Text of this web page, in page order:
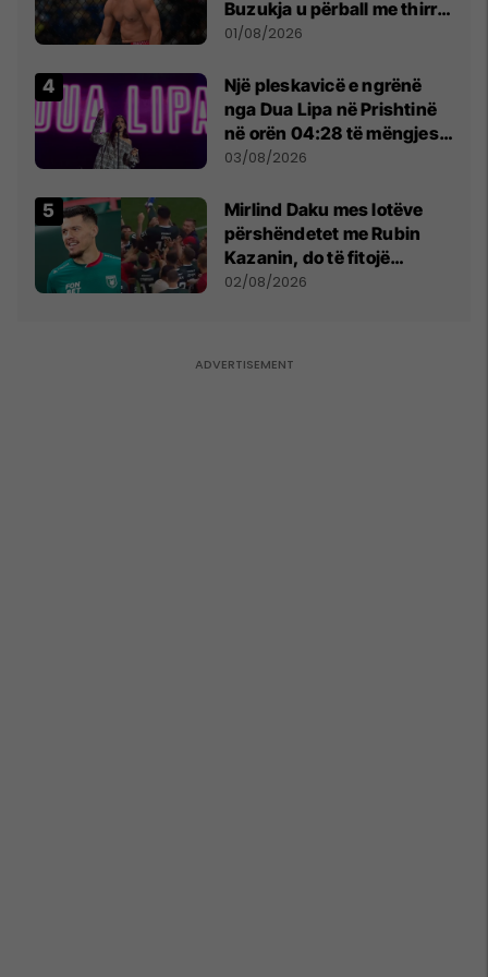
Buzukja u përball me thirrje
anti-shqiptare nga
01/08/2026
Një pleskavicë e ngrënë
nga Dua Lipa në Prishtinë
në orën 04:28 të mëngjesit
- dhe bota digjitale serbe
03/08/2026
Mirlind Daku mes lotëve
përshëndetet me Rubin
Kazanin, do të fitojë
miliona te Spartak Moska
02/08/2026